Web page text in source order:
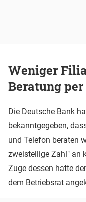
Weniger
Beratung
Die Deutsche Bank
bekanntgegeben,
und Telefon beraten
zweistellige Zahl" an
Zuge dessen hatte
dem Betriebsrat